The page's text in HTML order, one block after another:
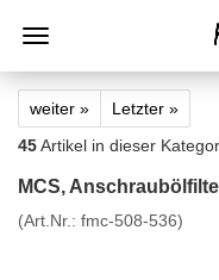
weiter »
Letzter »
45Artikel in dieser
MCS,
(Art.Nr.: fmc-508-536)